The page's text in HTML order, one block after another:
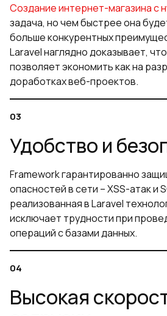
Создание интернет-магазина с
задача, но чем быстрее она
больше конкурентных
Laravel наглядно доказывает,
позволяет экономить как на
доработках веб-проектов.
Удобство и
Framework гарантированно
опасностей в сети – XSS-атак и
реализованная в Laravel
исключает трудности при
операций с базами данных.
Высокая